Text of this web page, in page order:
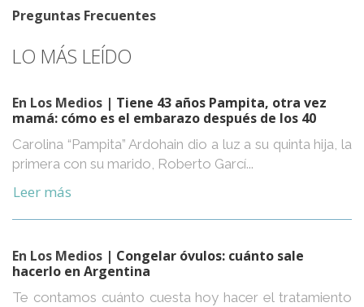
Preguntas Frecuentes
LO MÁS LEÍDO
En Los Medios | Tiene 43 años Pampita, otra vez
mamá: cómo es el embarazo después de los 40
Carolina “Pampita” Ardohain dio a luz a su quinta hija, la
primera con su marido, Roberto Garcí...
Leer más
En Los Medios | Congelar óvulos: cuánto sale
hacerlo en Argentina
Te contamos cuánto cuesta hoy hacer el tratamiento